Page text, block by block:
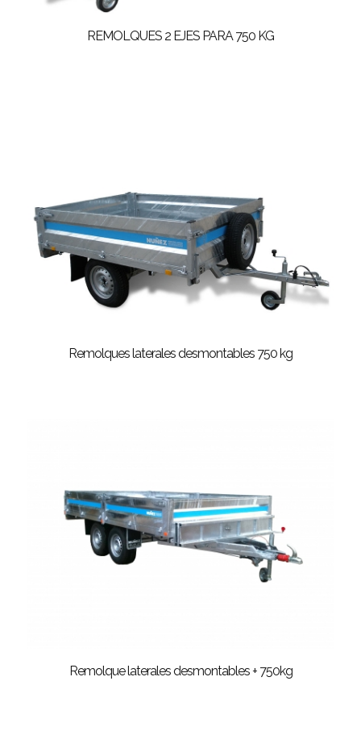
REMOLQUES 2 EJES PARA 750 KG
Remolques laterales desmontables 750 kg
Remolque laterales desmontables + 750kg